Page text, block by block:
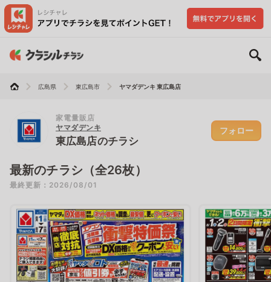
広島県 東広島市 ヤマダデンキ 東広島店
家電量販店
ヤマダデンキ
東広島店のチラシ
フォロー
最新のチラシ（全26枚）
最終更新：2026/08/01